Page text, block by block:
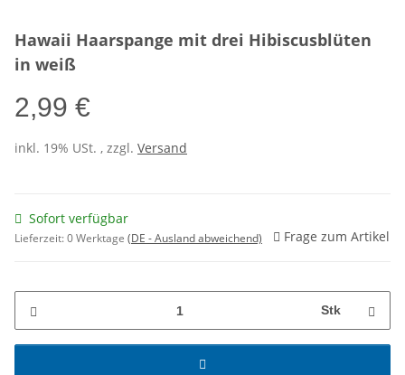
Hawaii Haarspange mit drei Hibiscusblüten
in weiß
2,99 €
inkl. 19% USt. , zzgl. Versand
Sofort verfügbar
Lieferzeit:0 Werktage (DE - Ausland abweichend) Frage zum Artikel
Stk